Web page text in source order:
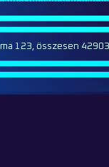
123, összesen